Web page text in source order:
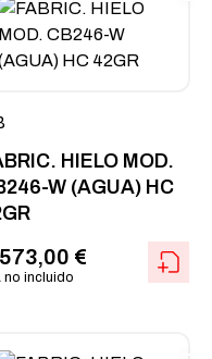
HIELO MOD.
W (AGUA) HC
€
no incluido